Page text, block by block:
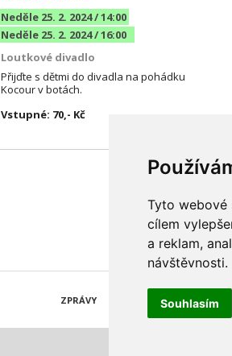
Tyto webové
cílem
a reklam,
návštěvnosti.
Souhlasím
Neděle 25. 2. 2024 / 14:00
Neděle 25. 2. 2024 / 16:00
Loutkové divadlo
Přijďte s dětmi do divadla na pohádku
Kocour v botách.
Vstupné: 70,- Kč
ZPRÁVY KATALOG FIREM